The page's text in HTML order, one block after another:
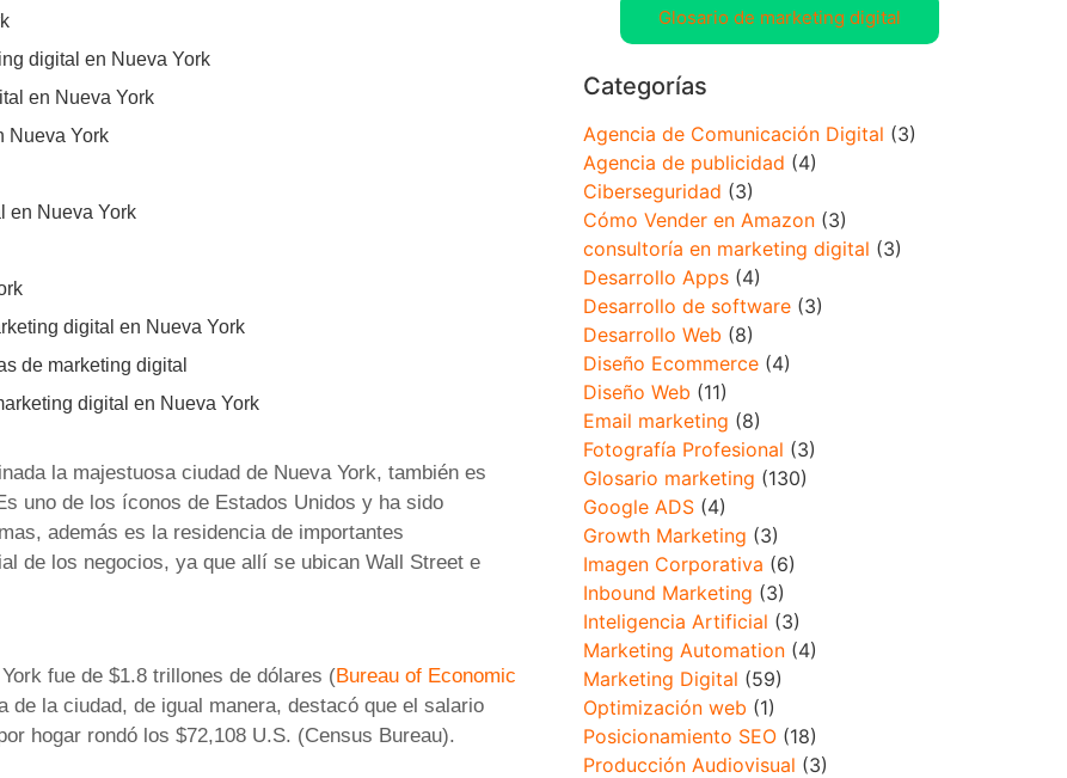
digital en Nueva York
en Nueva York
Nueva York
en Nueva York
digital en Nueva York
de marketing digital
digital en Nueva York
la majestuosa ciudad de Nueva York, también es
uno de los íconos de Estados Unidos y ha sido
además es la residencia de importantes
de los negocios, ya que allí se ubican Wall Street e
fue de $1.8 trillones de dólares (Bureau of Economic
la ciudad, de igual manera, destacó que el salario
hogar rondó los $72,108 U.S. (Census Bureau).
Glosario de marketing digital
Categorías
Agencia de Comunicación Digital (3)
Agencia de publicidad (4)
Ciberseguridad (3)
Cómo Vender en Amazon(3)
consultoría en marketing digital (3)
Desarrollo Apps(4)
Desarrollo de software(3)
Desarrollo Web (8)
Diseño Ecommerce(4)
Diseño Web (11)
Email marketing (8)
Fotografía Profesional (3)
Glosario marketing (130)
Google ADS(4)
Growth Marketing (3)
Imagen Corporativa (6)
Inbound Marketing (3)
Inteligencia Artificial (3)
Marketing Automation(4)
Marketing Digital (59)
Optimización web (1)
Posicionamiento SEO(18)
Producción Audiovisual (3)